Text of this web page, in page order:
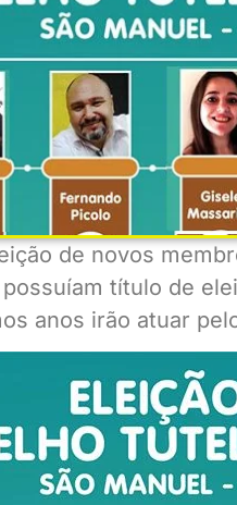
de novos
título de
anos irão atuar